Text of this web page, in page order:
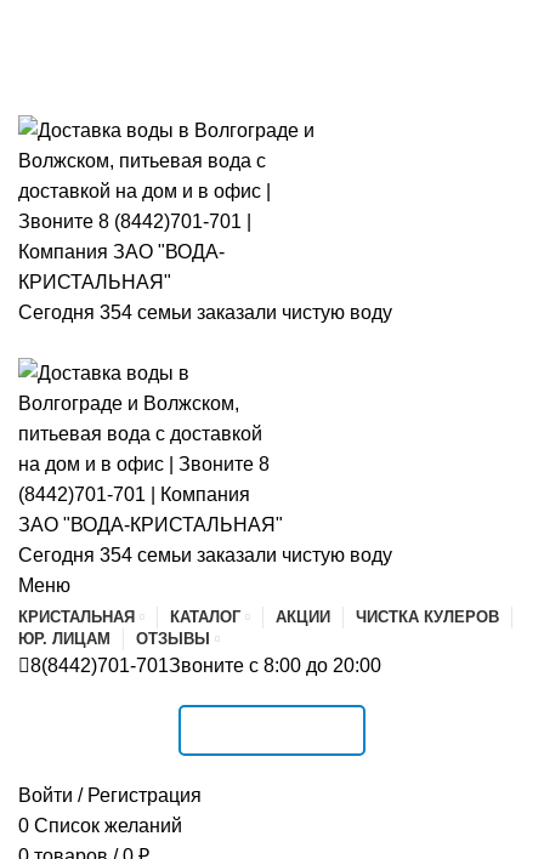
Сегодня 354 семьи заказали чистую воду
Сегодня 354 семьи заказали чистую воду
Меню
КРИСТАЛЬНАЯ КАТАЛОГ АКЦИИ
ЧИСТКА КУЛЕРОВ
ЮР. ЛИЦАМ
ОТЗЫВЫ
8(8442)701-701Звоните с 8:00 до 20:00
Войти / Регистрация
0 Список желаний